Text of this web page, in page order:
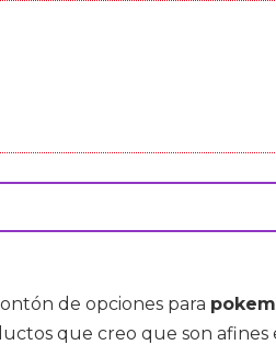
de opciones para
que creo que son